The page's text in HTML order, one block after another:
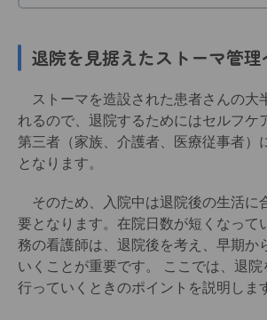
退院を見据えたストーマ管
ストーマを造設された患者さんの大
れるので、退院するためにはセルフケ
第三者（家族、介護者、医療従事者）
となります。
そのため、入院中は退院後の生活に
要となります。在院日数が短くなって
務の看護師は、退院後を考え、早期か
いくことが重要です。 ここでは、退院
行っていくときのポイントを説明しま